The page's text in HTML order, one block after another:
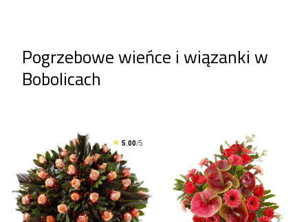
Pogrzebowe wieńce i wiązanki w
Bobolicach
5.00/5